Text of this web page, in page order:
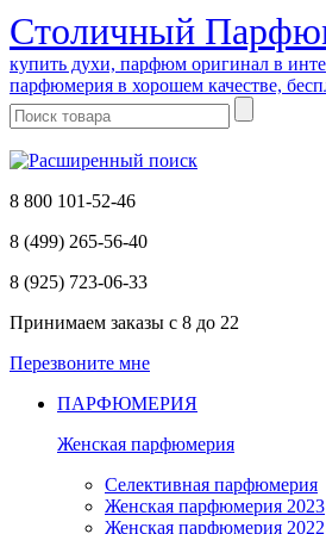
Cтоличный
купить духи, парфюм оригинал в
парфюмерия в хорошем качестве,
8 800 101-52-46
8 (499) 265-56-40
8 (925) 723-06-33
Принимаем заказы с 8 до 22
Перезвоните мне
ПАРФЮМЕРИЯ
Женская парфюмерия
Селективная парфюмерия
Женская парфюмерия 2023
Женская парфюмерия 2022